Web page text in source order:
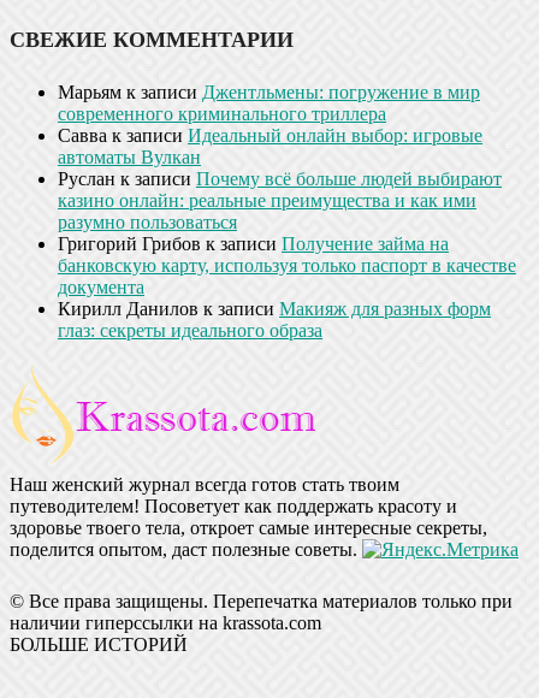
СВЕЖИЕ КОММЕНТАРИИ
Марьям к записи Джентльмены: погружение в мир
современного криминального триллера
Савва к записи Идеальный онлайн выбор: игровые
автоматы Вулкан
Руслан к записи Почему всё больше людей выбирают
казино онлайн: реальные преимущества и как ими
разумно пользоваться
Григорий Грибов к записи Получение займа на
банковскую карту, используя только паспорт в качестве
документа
Кирилл Данилов к записи Макияж для разных форм
глаз: секреты идеального образа
Наш женский журнал всегда готов стать твоим
путеводителем! Посоветует как поддержать красоту и
здоровье твоего тела, откроет самые интересные секреты,
поделится опытом, даст полезные советы.
© Все права защищены. Перепечатка материалов только при
наличии гиперссылки на krassota.com
БОЛЬШЕ ИСТОРИЙ